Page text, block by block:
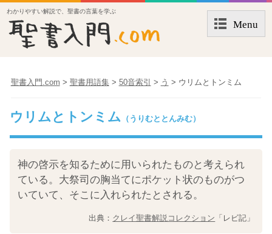
わかりやすい解説で、聖書の言葉を学ぶ
Menu
聖書入門.com > 聖書用語集 > 50音索引 > う > ウリムとトンミム
ウリムとトンミム （うりむととんみむ）
神の啓示を知るために用いられたものと考えられ
ている。大祭司の胸当てにポケット状のものがつ
いていて、そこに入れられたとされる。
出典： クレイ聖書解説コレクション 「レビ記」